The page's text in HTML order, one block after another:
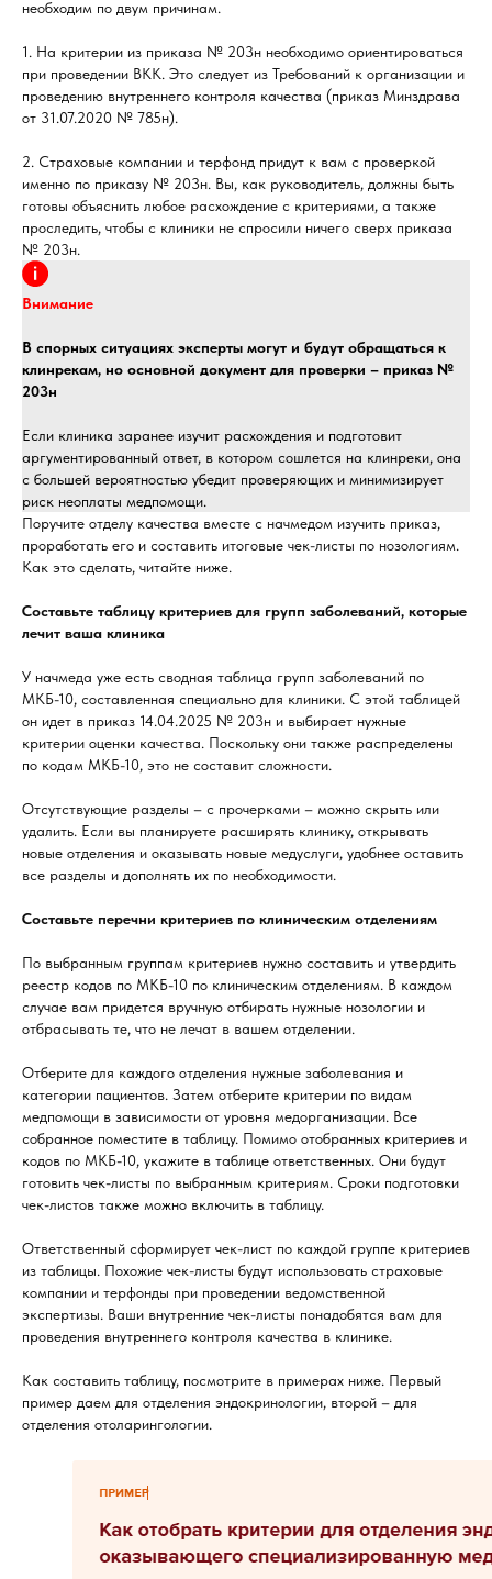
необходим по двум причинам.
1. На критерии из приказа № 203н необходимо ориентироваться
при проведении ВКК. Это следует из Требований к организации и
проведению внутреннего контроля качества (приказ Минздрава
от 31.07.2020 № 785н).
2. Страховые компании и терфонд придут к вам с проверкой
именно по приказу № 203н. Вы, как руководитель, должны быть
готовы объяснить любое расхождение с критериями, а также
проследить, чтобы с клиники не спросили ничего сверх приказа
№ 203н.
Внимание
В спорных ситуациях эксперты могут и будут обращаться к
клинрекам, но основной документ для проверки – приказ №
203н
Если клиника заранее изучит расхождения и подготовит
аргументированный ответ, в котором сошлется на клинреки, она
с большей вероятностью убедит проверяющих и минимизирует
риск неоплаты медпомощи.
Поручите отделу качества вместе с начмедом изучить приказ,
проработать его и составить итоговые чек-листы по нозологиям.
Как это сделать, читайте ниже.
Составьте таблицу критериев для групп заболеваний, которые
лечит ваша клиника
У начмеда уже есть сводная таблица групп заболеваний по
МКБ-10, составленная специально для клиники. С этой таблицей
он идет в приказ 14.04.2025 № 203н и выбирает нужные
критерии оценки качества. Поскольку они также распределены
по кодам МКБ-10, это не составит сложности.
Отсутствующие разделы – с прочерками – можно скрыть или
удалить. Если вы планируете расширять клинику, открывать
новые отделения и оказывать новые медуслуги, удобнее оставить
все разделы и дополнять их по необходимости.
Составьте перечни критериев по клиническим отделениям
По выбранным группам критериев нужно составить и утвердить
реестр кодов по МКБ-10 по клиническим отделениям. В каждом
случае вам придется вручную отбирать нужные нозологии и
отбрасывать те, что не лечат в вашем отделении.
Отберите для каждого отделения нужные заболевания и
категории пациентов. Затем отберите критерии по видам
медпомощи в зависимости от уровня медорганизации. Все
собранное поместите в таблицу. Помимо отобранных критериев и
кодов по МКБ-10, укажите в таблице ответственных. Они будут
готовить чек-листы по выбранным критериям. Сроки подготовки
чек-листов также можно включить в таблицу.
Ответственный сформирует чек-лист по каждой группе критериев
из таблицы. Похожие чек-листы будут использовать страховые
компании и терфонды при проведении ведомственной
экспертизы. Ваши внутренние чек-листы понадобятся вам для
проведения внутреннего контроля качества в клинике.
Как составить таблицу, посмотрите в примерах ниже. Первый
пример даем для отделения эндокринологии, второй – для
отделения отоларингологии.